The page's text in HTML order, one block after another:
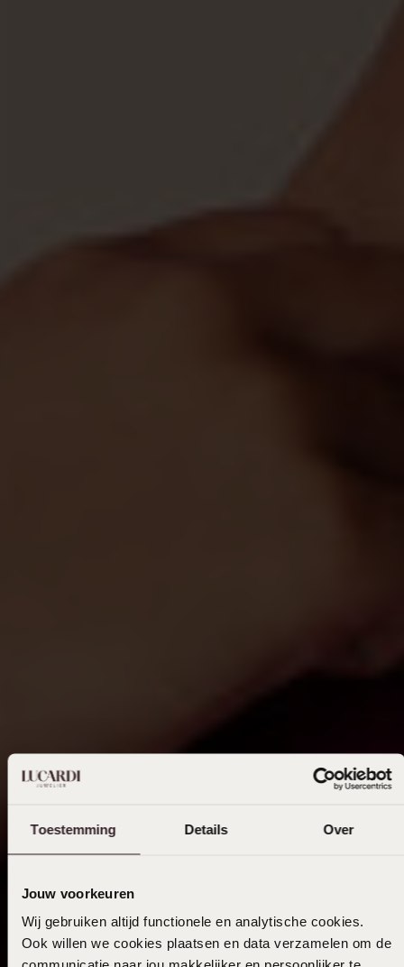
Toestemming Details Over
Jouw voorkeuren
Wij gebruiken altijd functionele en analytische cookies.
Ook willen we cookies plaatsen en data verzamelen om de